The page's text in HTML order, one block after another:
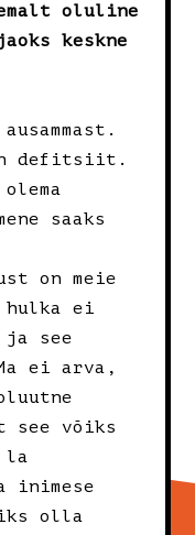
oluline
keskne
defitsiit.
saaks
on meie
hulka ei
ja see
ei arva,
see võiks
la
olla